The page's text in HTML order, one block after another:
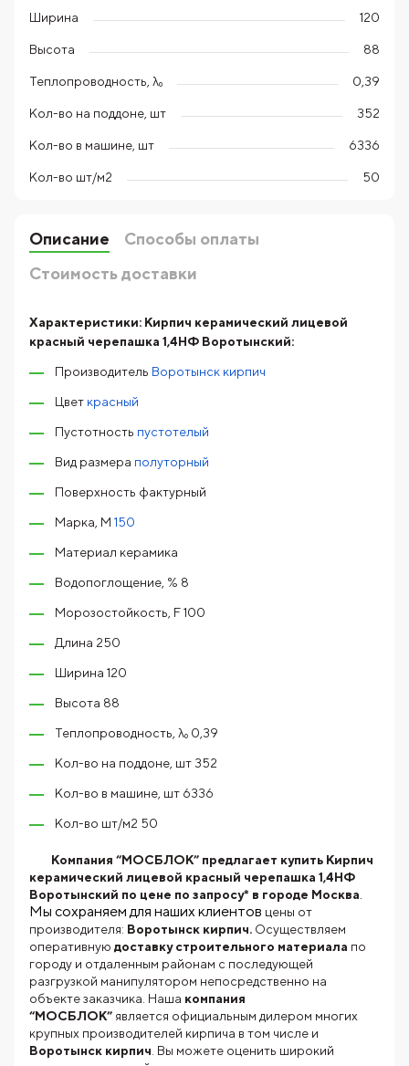
Ширина 120
Высота 88
Теплопроводность, λ₀ 0,39
Кол-во на поддоне, шт 352
Кол-во в машине, шт 6336
Кол-во шт/м2 50
Описание
Способы оплаты
Стоимость доставки
Характеристики: Кирпич керамический лицевой
красный черепашка 1,4НФ Воротынский:
Производитель Воротынск кирпич
Цвет красный
Пустотность пустотелый
Вид размера полуторный
Поверхность фактурный
Марка, М 150
Материал керамика
Водопоглощение, % 8
Морозостойкость, F 100
Длина 250
Ширина 120
Высота 88
Теплопроводность, λ₀ 0,39
Кол-во на поддоне, шт 352
Кол-во в машине, шт 6336
Кол-во шт/м2 50
Компания “МОСБЛОК” предлагает купить Кирпич
керамический лицевой красный черепашка 1,4НФ
Воротынский по цене по запросу* в городе Москва.
Мы сохраняем для наших клиентов цены от
производителя: Воротынск кирпич. Осуществляем
оперативную доставку строительного материала по
городу и отдаленным районам с последующей
разгрузкой манипулятором непосредственно на
объекте заказчика. Наша компания
“МОСБЛОК” является официальным дилером многих
крупных производителей кирпича в том числе и
Воротынск кирпич . Вы можете оценить широкий